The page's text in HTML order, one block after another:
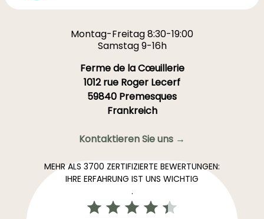
Montag-Freitag 8:30-19:00
Samstag 9-16h
Ferme de la Cœuillerie
1012 rue Roger Lecerf
59840 Premesques
Frankreich
Kontaktieren Sie uns →
MEHR ALS 3700 ZERTIFIZIERTE BEWERTUNGEN:
IHRE ERFAHRUNG IST UNS WICHTIG
.